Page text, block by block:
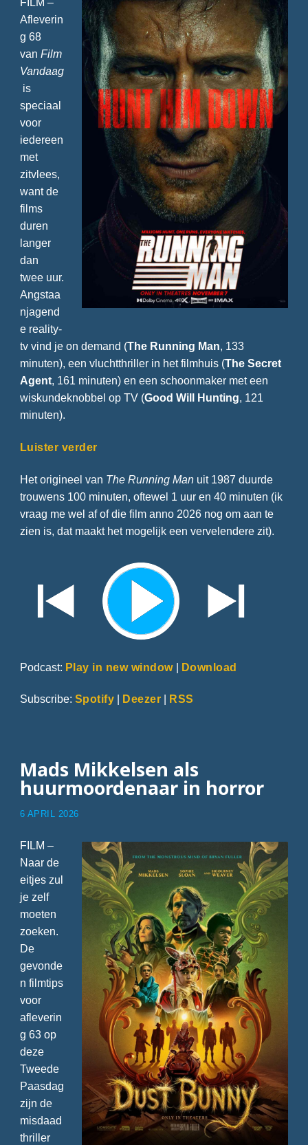
Afleverin
g 68
van Film
Vandaag
is
speciaal
voor
iedereen
met
zitvlees,
want de
films
duren
langer
dan
twee uur.
Angstaa
njagend
e reality-
tv vind je on demand (The Running Man, 133
minuten), een vluchtthriller in het filmhuis (The Secret
Agent, 161 minuten) en een schoonmaker met een
wiskundeknobbel op TV (Good Will Hunting, 121
minuten).
Luister verder
Het origineel van The Running Man uit 1987 duurde
trouwens 100 minuten, oftewel 1 uur en 40 minuten (ik
vraag me wel af of die film anno 2026 nog om aan te
zien is, dat maakt het mogelijk een vervelendere zit).
Podcast: Play in new window| Download
Subscribe: Spotify Deezer RSS
Mads Mikkelsen als
huurmoordenaar in horror
6 APRIL 2026
FILM –
Naar de
eitjes zul
je zelf
moeten
zoeken.
De
gevonde
n filmtips
voor
afleverin
g 63 op
deze
Tweede
Paasdag
zijn de
misdaad
thriller